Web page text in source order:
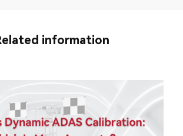
information